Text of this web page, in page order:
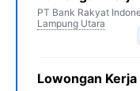
PT Bank Rakyat
Lampung Utara
Lowongan Kerja